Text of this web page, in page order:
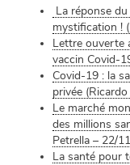
La réponse
mystification !
Lettre ouverte
vaccin Covid-
Covid-19 : la
privée
Le marché
des millions
Petrella – 22/
La santé pour